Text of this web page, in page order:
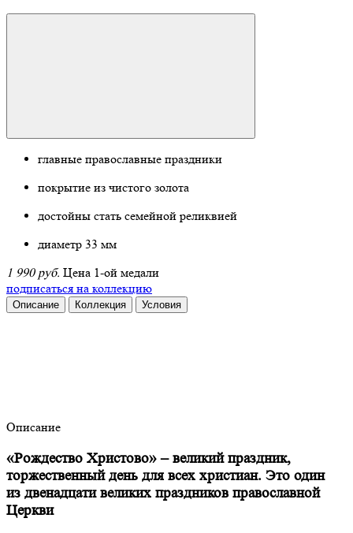
главные православные праздники
покрытие из чистого золота
достойны стать семейной реликвией
диаметр 33 мм
1 990 руб. Цена 1-ой медали
подписаться на коллекцию
Описание Коллекция Условия
Описание
«Рождество Христово» – великий праздник,
торжественный день для всех христиан. Это один
из двенадцати великих праздников православной
Церкви